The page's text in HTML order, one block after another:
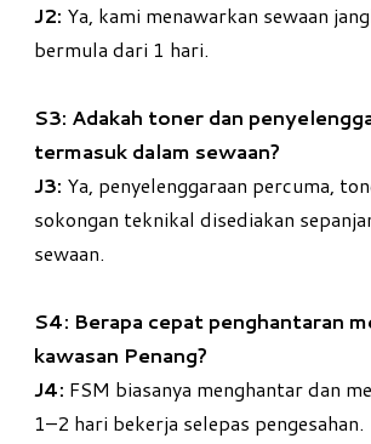
J2: Ya, kami menawarkan sewaan
bermula dari 1 hari.
S3: Adakah toner dan
termasuk dalam sewaan?
J3: Ya, penyelenggaraan percuma,
sokongan teknikal disediakan
sewaan.
S4: Berapa cepat penghantaran
kawasan Penang?
J4: FSM biasanya menghantar dan
1–2 hari bekerja selepas pengesahan.